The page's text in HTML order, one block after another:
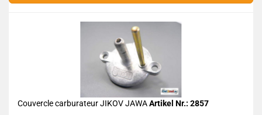
Couvercle carburateur JIKOV JAWAArtikel Nr.: 2857